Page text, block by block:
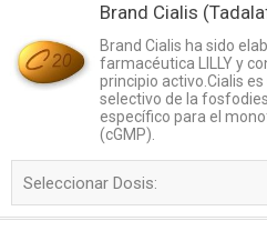
Brand Cialis
Brand Cialis ha sido
farmacéutica LILLY y
principio activo.Cialis
selectivo de la
específico para el
(cGMP).
Seleccionar Dosis: